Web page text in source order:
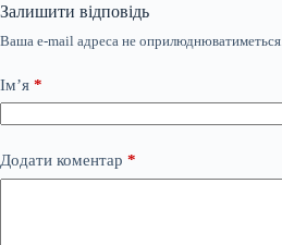
Залишити відповідь
Ваша e-mail адреса не оприлюднюватиметься.
Ім’я *
Додати коментар *